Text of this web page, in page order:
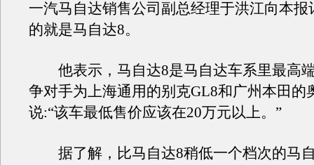
一汽马自达销售公司副总经理于洪江向本报
的就是马自达8。
他表示，马自达8是马自达车系里最高
争对手为上海通用的别克GL8和广州本田的
说:“该车最低售价应该在20万元以上。”
据了解，比马自达8稍低一个档次的马